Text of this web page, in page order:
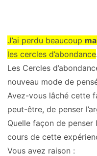
J’ai perdu beaucoup
les cercles d’abondance.
Les Cercles
nouveau mode de
Avez-vous lâché cette
peut-être, de penser
Quelle façon de penser
cours de cette
Vous avez raison :